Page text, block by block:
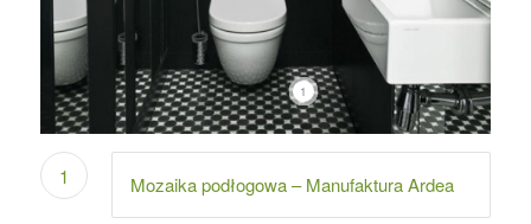
1
1 Mozaika podłogowa – Manufaktura Ardea